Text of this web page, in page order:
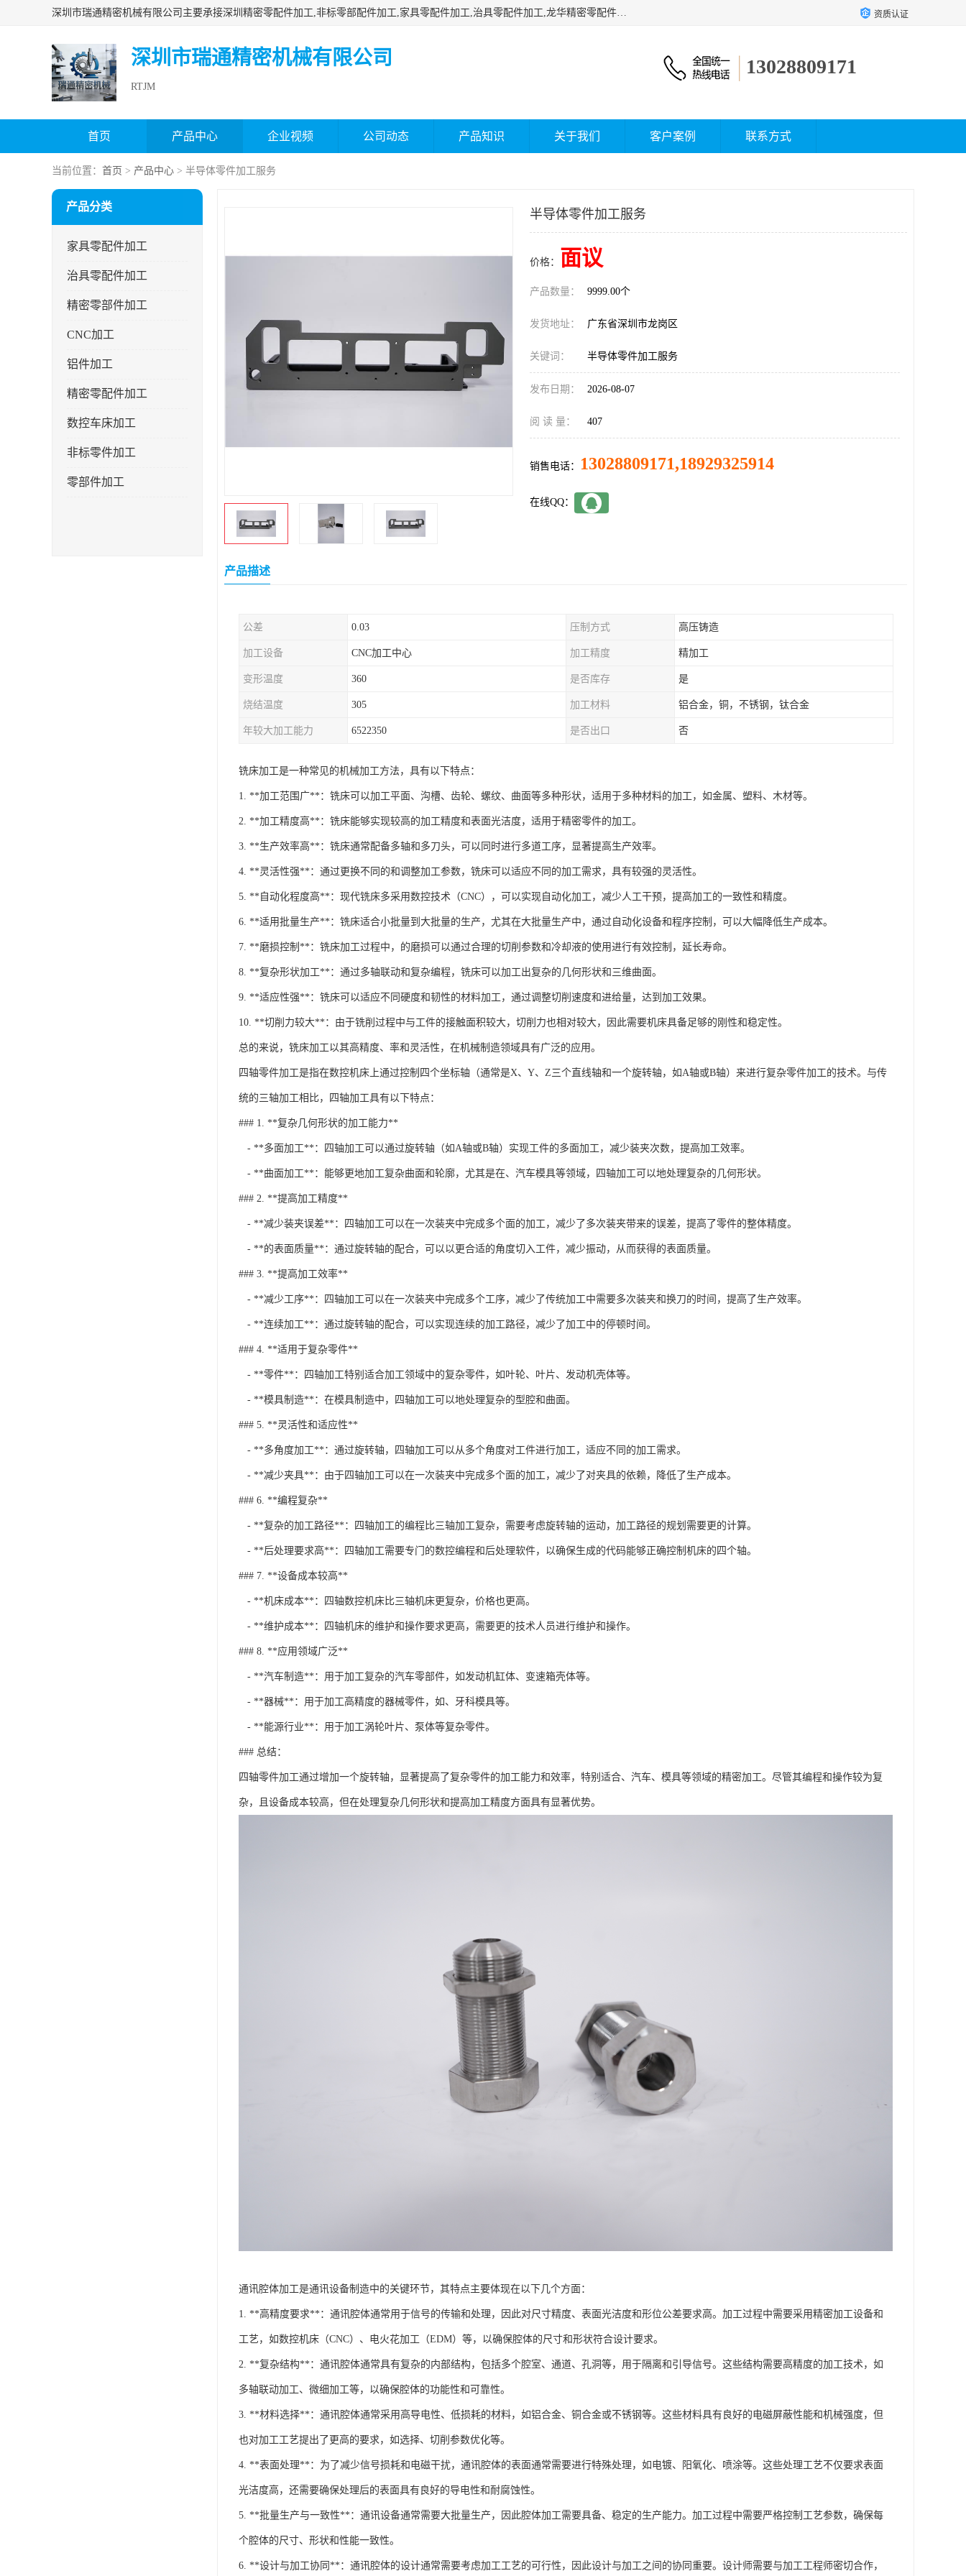
深圳市瑞通精密机械有限公司主要承接深圳精密零配件加工,非标零部配件加工,家具零配件加工,治具零配件加工,龙华精密零配件加工等各种各种精密机械加工，欢迎来来电咨询！ 资质认证
深圳市瑞通精密机械有限公司
RTJM
13028809171
首页 产品中心 企业视频 公司动态 产品知识 关于我们 客户案例 联系方式
当前位置： 首页 > 产品中心 > 半导体零件加工服务
产品分类
家具零配件加工
治具零配件加工
精密零部件加工
CNC加工
铝件加工
精密零配件加工
数控车床加工
非标零件加工
零部件加工
半导体零件加工服务
价格： 面议
产品数量： 9999.00个
发货地址： 广东省深圳市龙岗区
关键词： 半导体零件加工服务
发布日期： 2026-08-07
阅 读 量： 407
销售电话： 13028809171,18929325914
在线QQ：
产品描述
公差 0.03 压制方式 高压铸造
加工设备 CNC加工中心 加工精度 精加工
变形温度 360 是否库存 是
烧结温度 305 加工材料 铝合金，铜，不锈钢，钛合金
年较大加工能力 6522350 是否出口 否
铣床加工是一种常见的机械加工方法，具有以下特点：
1. **加工范围广**：铣床可以加工平面、沟槽、齿轮、螺纹、曲面等多种形状，适用于多种材料的加工，如金属、塑料、木材等。
2. **加工精度高**：铣床能够实现较高的加工精度和表面光洁度，适用于精密零件的加工。
3. **生产效率高**：铣床通常配备多轴和多刀头，可以同时进行多道工序，显著提高生产效率。
4. **灵活性强**：通过更换不同的和调整加工参数，铣床可以适应不同的加工需求，具有较强的灵活性。
5. **自动化程度高**：现代铣床多采用数控技术（CNC），可以实现自动化加工，减少人工干预，提高加工的一致性和精度。
6. **适用批量生产**：铣床适合小批量到大批量的生产，尤其在大批量生产中，通过自动化设备和程序控制，可以大幅降低生产成本。
7. **磨损控制**：铣床加工过程中，的磨损可以通过合理的切削参数和冷却液的使用进行有效控制，延长寿命。
8. **复杂形状加工**：通过多轴联动和复杂编程，铣床可以加工出复杂的几何形状和三维曲面。
9. **适应性强**：铣床可以适应不同硬度和韧性的材料加工，通过调整切削速度和进给量，达到加工效果。
10. **切削力较大**：由于铣削过程中与工件的接触面积较大，切削力也相对较大，因此需要机床具备足够的刚性和稳定性。
总的来说，铣床加工以其高精度、率和灵活性，在机械制造领域具有广泛的应用。
四轴零件加工是指在数控机床上通过控制四个坐标轴（通常是X、Y、Z三个直线轴和一个旋转轴，如A轴或B轴）来进行复杂零件加工的技术。与传
统的三轴加工相比，四轴加工具有以下特点：
### 1. **复杂几何形状的加工能力**
- **多面加工**：四轴加工可以通过旋转轴（如A轴或B轴）实现工件的多面加工，减少装夹次数，提高加工效率。
- **曲面加工**：能够更地加工复杂曲面和轮廓，尤其是在、汽车模具等领域，四轴加工可以地处理复杂的几何形状。
### 2. **提高加工精度**
- **减少装夹误差**：四轴加工可以在一次装夹中完成多个面的加工，减少了多次装夹带来的误差，提高了零件的整体精度。
- **的表面质量**：通过旋转轴的配合，可以以更合适的角度切入工件，减少振动，从而获得的表面质量。
### 3. **提高加工效率**
- **减少工序**：四轴加工可以在一次装夹中完成多个工序，减少了传统加工中需要多次装夹和换刀的时间，提高了生产效率。
- **连续加工**：通过旋转轴的配合，可以实现连续的加工路径，减少了加工中的停顿时间。
### 4. **适用于复杂零件**
- **零件**：四轴加工特别适合加工领域中的复杂零件，如叶轮、叶片、发动机壳体等。
- **模具制造**：在模具制造中，四轴加工可以地处理复杂的型腔和曲面。
### 5. **灵活性和适应性**
- **多角度加工**：通过旋转轴，四轴加工可以从多个角度对工件进行加工，适应不同的加工需求。
- **减少夹具**：由于四轴加工可以在一次装夹中完成多个面的加工，减少了对夹具的依赖，降低了生产成本。
### 6. **编程复杂**
- **复杂的加工路径**：四轴加工的编程比三轴加工复杂，需要考虑旋转轴的运动，加工路径的规划需要更的计算。
- **后处理要求高**：四轴加工需要专门的数控编程和后处理软件，以确保生成的代码能够正确控制机床的四个轴。
### 7. **设备成本较高**
- **机床成本**：四轴数控机床比三轴机床更复杂，价格也更高。
- **维护成本**：四轴机床的维护和操作要求更高，需要更的技术人员进行维护和操作。
### 8. **应用领域广泛**
- **汽车制造**：用于加工复杂的汽车零部件，如发动机缸体、变速箱壳体等。
- **器械**：用于加工高精度的器械零件，如、牙科模具等。
- **能源行业**：用于加工涡轮叶片、泵体等复杂零件。
### 总结：
四轴零件加工通过增加一个旋转轴，显著提高了复杂零件的加工能力和效率，特别适合、汽车、模具等领域的精密加工。尽管其编程和操作较为复
杂，且设备成本较高，但在处理复杂几何形状和提高加工精度方面具有显著优势。
通讯腔体加工是通讯设备制造中的关键环节，其特点主要体现在以下几个方面：
1. **高精度要求**：通讯腔体通常用于信号的传输和处理，因此对尺寸精度、表面光洁度和形位公差要求高。加工过程中需要采用精密加工设备和
工艺，如数控机床（CNC）、电火花加工（EDM）等，以确保腔体的尺寸和形状符合设计要求。
2. **复杂结构**：通讯腔体通常具有复杂的内部结构，包括多个腔室、通道、孔洞等，用于隔离和引导信号。这些结构需要高精度的加工技术，如
多轴联动加工、微细加工等，以确保腔体的功能性和可靠性。
3. **材料选择**：通讯腔体通常采用高导电性、低损耗的材料，如铝合金、铜合金或不锈钢等。这些材料具有良好的电磁屏蔽性能和机械强度，但
也对加工工艺提出了更高的要求，如选择、切削参数优化等。
4. **表面处理**：为了减少信号损耗和电磁干扰，通讯腔体的表面通常需要进行特殊处理，如电镀、阳氧化、喷涂等。这些处理工艺不仅要求表面
光洁度高，还需要确保处理后的表面具有良好的导电性和耐腐蚀性。
5. **批量生产与一致性**：通讯设备通常需要大批量生产，因此腔体加工需要具备、稳定的生产能力。加工过程中需要严格控制工艺参数，确保每
个腔体的尺寸、形状和性能一致性。
6. **设计与加工协同**：通讯腔体的设计通常需要考虑加工工艺的可行性，因此设计与加工之间的协同重要。设计师需要与加工工程师密切合作，